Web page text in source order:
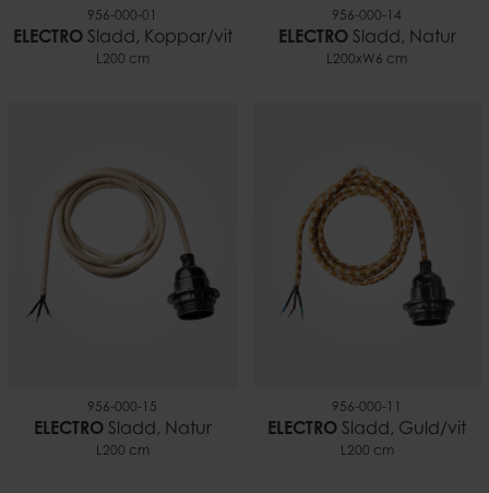
956-000-01
ELECTROSladd, Koppar/vit
L200 cm
956-000-14
ELECTROSladd, Natur
L200xW6 cm
956-000-15
ELECTROSladd, Natur
L200 cm
956-000-11
ELECTRO Sladd, Guld/vit
L200 cm